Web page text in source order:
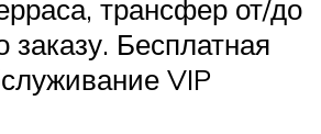
трансфер от/до
заказу. Бесплатная
VIP